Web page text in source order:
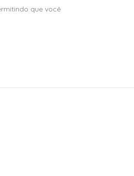
que você